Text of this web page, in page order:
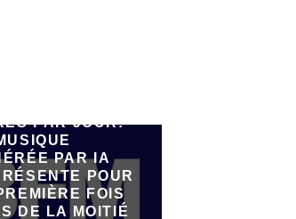
PAR JOUR:
PAR IA
POUR
FOIS
DE LA MOITIÉ